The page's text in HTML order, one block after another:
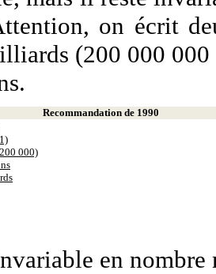
on écrit
(200 000
Recommandation de 1990
000)
en nombre